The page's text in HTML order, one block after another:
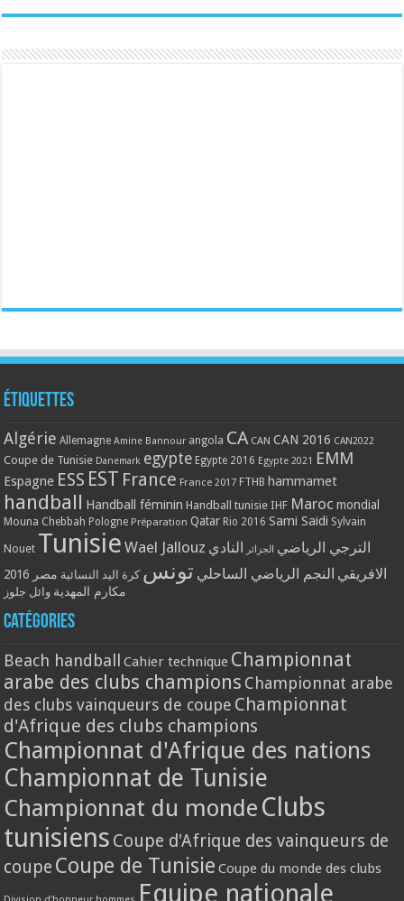
Étiquettes
Algérie Allemagne Amine Bannour angola CA CAN CAN 2016 CAN2022
Coupe de Tunisie Danemark egypte Egypte 2016 Egypte 2021 EMM
Espagne ESS EST France France 2017 FTHB hammamet
handball Handball féminin Handball tunisie IHF Maroc mondial
Mouna Chebbah Pologne Préparation Qatar Rio 2016 Sami Saidi Sylvain
Nouet Tunisie Wael Jallouz الترجي الرياضي الجزائر النادي
الافريقي النجم الرياضي الساحلي تونس كرة اليد النسائية مصر 2016
مكارم المهدية وائل جلوز
Catégories
Beach handball Cahier technique Championnat
arabe des clubs champions Championnat arabe
des clubs vainqueurs de coupe Championnat
d'Afrique des clubs champions
Championnat d'Afrique des nations
Championnat de Tunisie
Championnat du monde Clubs
tunisiens Coupe d'Afrique des vainqueurs de
coupe Coupe de Tunisie Coupe du monde des clubs
Equipe nationale